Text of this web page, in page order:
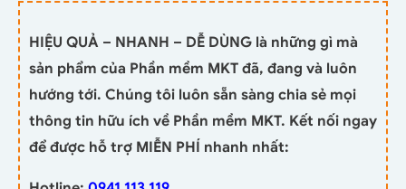
HIỆU QUẢ – NHANH – DỄ DÙNG là những gì mà
sản phẩm của Phần mềm MKT đã, đang và luôn
hướng tới. Chúng tôi luôn sẵn sàng chia sẻ mọi
thông tin hữu ích về Phần mềm MKT. Kết nối ngay
để được hỗ trợ MIỄN PHÍ nhanh nhất: